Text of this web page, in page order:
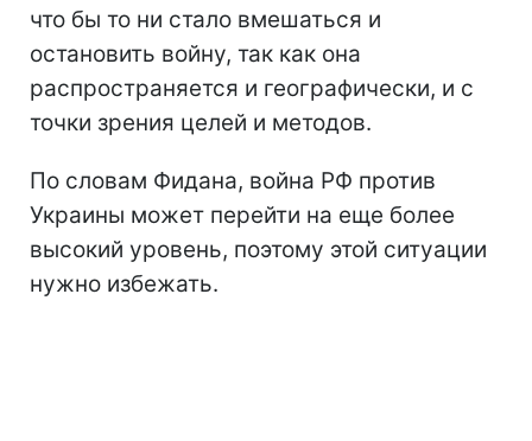
что бы то ни стало вмешаться и
остановить войну, так как она
распространяется и географически, и с
точки зрения целей и методов.
По словам Фидана, война РФ против
Украины может перейти на еще более
высокий уровень, поэтому этой ситуации
нужно избежать.